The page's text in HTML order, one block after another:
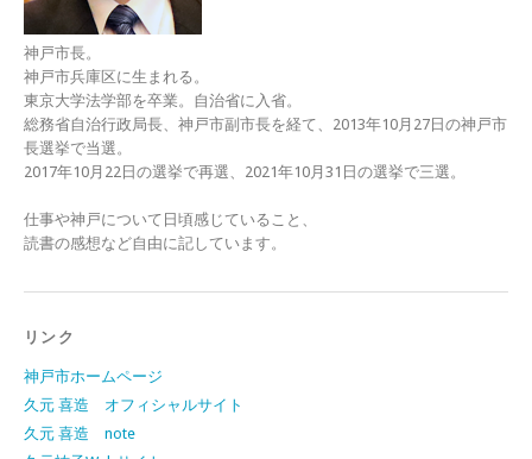
神戸市長。
神戸市兵庫区に生まれる。
東京大学法学部を卒業。自治省に入省。
総務省自治行政局長、神戸市副市長を経て、2013年10月27日の神戸市
長選挙で当選。
2017年10月22日の選挙で再選、2021年10月31日の選挙で三選。
仕事や神戸について日頃感じていること、
読書の感想など自由に記しています。
リンク
神戸市ホームページ
久元 喜造 オフィシャルサイト
久元 喜造 note